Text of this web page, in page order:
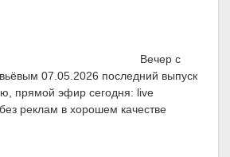
Вечер с
07.05.2026 последний выпуск
прямой эфир сегодня: live
реклам в хорошем качестве